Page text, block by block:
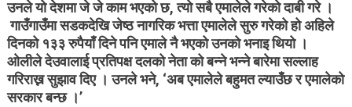
उनले यो देशमा जे जे काम भएको छ, त्यो सबै एमालेले गरेको दाबी गरे ।
गाउँगाउँमा सडकदेखि जेष्ठ नागरिक भत्ता एमालेले सुरु गरेको हो अहिले
दिनको १३३ रुपैयाँ दिने पनि एमाले नै भएको उनको भनाइ थियो ।
ओलीले देउवालाई प्रतिपक्ष दलको नेता को बन्ने भन्ने बारेमा सल्लाह
गरिराख्न सुझाव दिए । उनले भने, ‘अब एमालेले बहुमत ल्याउँछ र एमालेको
सरकार बन्छ ।’